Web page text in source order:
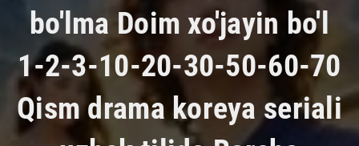
bo'lma Doim xo'jayin bo'l
1-2-3-10-20-30-50-60-70
Qism drama koreya seriali